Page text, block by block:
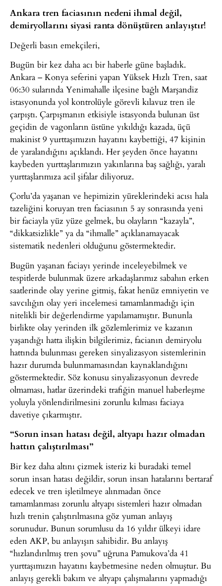
Ankara tren faciasının nedeni ihmal değil,
demiryollarını siyasi ranta dönüştüren anlayıştır!
Değerli basın emekçileri,
Bugün bir kez daha acı bir haberle güne başladık.
Ankara – Konya seferini yapan Yüksek Hızlı Tren, saat
06:30 sularında Yenimahalle ilçesine bağlı Marşandiz
istasyonunda yol kontrolüyle görevli kılavuz tren ile
çarpıştı. Çarpışmanın etkisiyle istasyonda bulunan üst
geçidin de vagonların üstüne yıkıldığı kazada, üçü
makinist 9 yurttaşımızın hayatını kaybettiği, 47 kişinin
de yaralandığını açıklandı. Her şeyden önce hayatını
kaybeden yurttaşlarımızın yakınlarına baş sağlığı, yaralı
yurttaşlarımıza acil şifalar diliyoruz.
Çorlu’da yaşanan ve hepimizin yüreklerindeki acısı hala
tazeliğini koruyan tren faciasının 5 ay sonrasında yeni
bir faciayla yüz yüze gelmek, bu olayların “kazayla”,
“dikkatsizlikle” ya da “ihmalle” açıklanamayacak
sistematik nedenleri olduğunu göstermektedir.
Bugün yaşanan faciayı yerinde inceleyebilmek ve
tespitlerde bulunmak üzere arkadaşlarımız sabahın erken
saatlerinde olay yerine gitmiş, fakat henüz emniyetin ve
savcılığın olay yeri incelemesi tamamlanmadığı için
nitelikli bir değerlendirme yapılamamıştır. Bununla
birlikte olay yerinden ilk gözlemlerimiz ve kazanın
yaşandığı hatta ilişkin bilgilerimiz, facianın demiryolu
hattında bulunması gereken sinyalizasyon sistemlerinin
hazır durumda bulunmamasından kaynaklandığını
göstermektedir. Söz konusu sinyalizasyonun devrede
olmaması, hatlar üzerindeki trafiğin manuel haberleşme
yoluyla yönlendirilmesini zorunlu kılması faciaya
davetiye çıkarmıştır.
“Sorun insan hatası değil, altyapı hazır olmadan
hattın çalıştırılması”
Bir kez daha altını çizmek isteriz ki buradaki temel
sorun insan hatası değildir, sorun insan hatalarını bertaraf
edecek ve tren işletilmeye alınmadan önce
tamamlanması zorunlu altyapı sistemleri hazır olmadan
hızlı trenin çalıştırılmasına göz yuman anlayış
sorunudur. Bunun sorumlusu da 16 yıldır ülkeyi idare
eden AKP, bu anlayışın sahibidir. Bu anlayış
“hızlandırılmış tren şovu” uğruna Pamukova’da 41
yurttaşımızın hayatını kaybetmesine neden olmuştur. Bu
anlayış gerekli bakım ve altyapı çalışmalarını yapmadığı